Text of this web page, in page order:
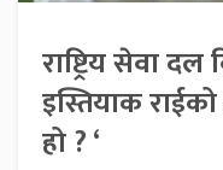
राष्ट्रिय सेवा
इस्तियाक
हो ? ‘